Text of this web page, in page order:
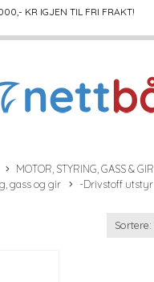
,- KR IGJEN TIL FRI FRAKT!
MOTOR, STYRING, GASS & GIR
gass og gir
-Drivstoff utstyr